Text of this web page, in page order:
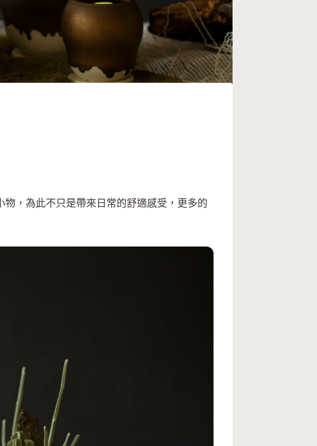
，為此不只是帶來日常的舒適感受，更多的